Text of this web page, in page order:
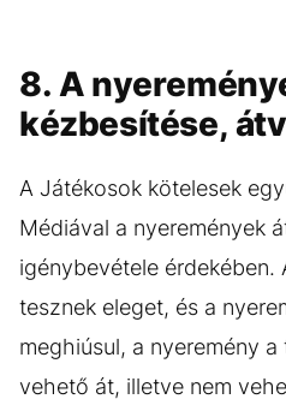
8. A
kézbesítése,
A Játékosok kötelesek
Médiával a nyeremények
igénybevétele érdekében.
tesznek eleget, és a
meghiúsul, a nyeremény
vehető át, illetve nem